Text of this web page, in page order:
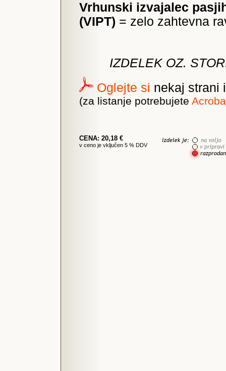
Vrhunski izvajalec
(VIPT) = zelo zahtevna
IZDELEK OZ.
Oglejte si nekaj strani
(za listanje potrebujete
CENA: 20,18 €
v ceno je vključen 5 % DDV